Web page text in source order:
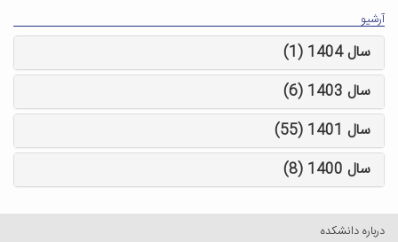
آرشیو
سال 1404 (1)
سال 1403 (6)
سال 1401 (55)
سال 1400 (8)
درباره دانشکده